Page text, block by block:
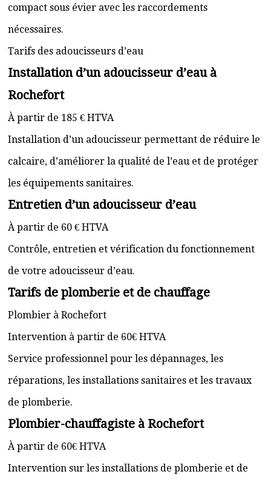
compact sous évier avec les raccordements
nécessaires.
Tarifs des adoucisseurs d’eau
Installation d’un adoucisseur d’eau à
Rochefort
À partir de 185 € HTVA
Installation d’un adoucisseur permettant de réduire le
calcaire, d’améliorer la qualité de l’eau et de protéger
les équipements sanitaires.
Entretien d’un adoucisseur d’eau
À partir de 60 € HTVA
Contrôle, entretien et vérification du fonctionnement
de votre adoucisseur d’eau.
Tarifs de plomberie et de chauffage
Plombier à Rochefort
Intervention à partir de 60€ HTVA
Service professionnel pour les dépannages, les
réparations, les installations sanitaires et les travaux
de plomberie.
Plombier-chauffagiste à Rochefort
À partir de 60€ HTVA
Intervention sur les installations de plomberie et de